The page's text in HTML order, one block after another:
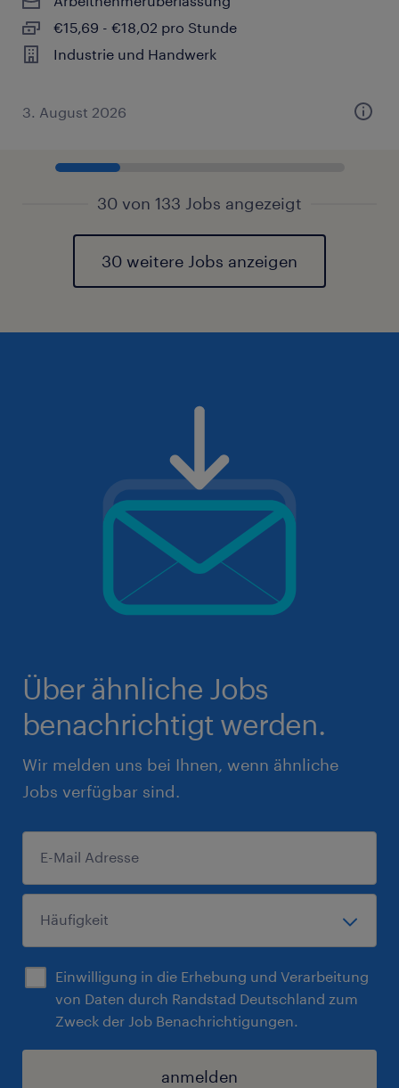
€15,69 - €18,02 pro Stunde
Industrie und Handwerk
3. August 2026
30 von 133 Jobs angezeigt
30 weitere Jobs anzeigen
Über ähnliche Jobs
benachrichtigt werden.
Wir melden uns bei Ihnen, wenn ähnliche
Jobs verfügbar sind.
Einwilligung in die Erhebung und Verarbeitung
von Daten durch Randstad Deutschland zum
Zweck der Job Benachrichtigungen.
anmelden